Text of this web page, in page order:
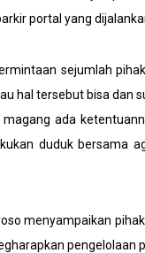
portal yang
sejumlah
hal tersebut bisa dan
ada
duduk bersama
menyampaikan
pengelolaan